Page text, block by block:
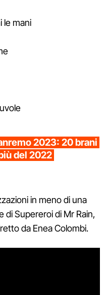
le mani
2023: 20 brani
del 2022
in meno di una
di Supereroi di Mr Rain,
da Enea Colombi.